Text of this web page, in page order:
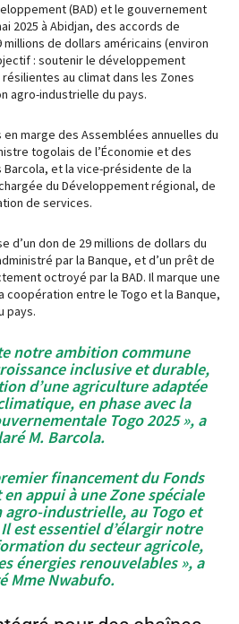
(BAD) et le gouvernement
2025 à Abidjan, des accords de
de dollars américains (environ
: soutenir le développement
au climat dans les Zones
agro-industrielle du pays.
marge des Assemblées annuelles du
togolais de l’Économie et des
Barcola, et la vice-présidente de la
du Développement régional, de
de services.
d’un don de 29 millions de dollars du
par la Banque, et d’un prêt de
octroyé par la BAD. Il marque une
coopération entre le Togo et la Banque,
pays.
notre ambition commune
inclusive et durable,
d’une agriculture adaptée
en phase avec la
Togo 2025 », a
M. Barcola.
financement du Fonds
appui à une Zone spéciale
industrielle, au Togo et
est essentiel d’élargir notre
du secteur agricole,
énergies renouvelables », a
Mme Nwabufo.